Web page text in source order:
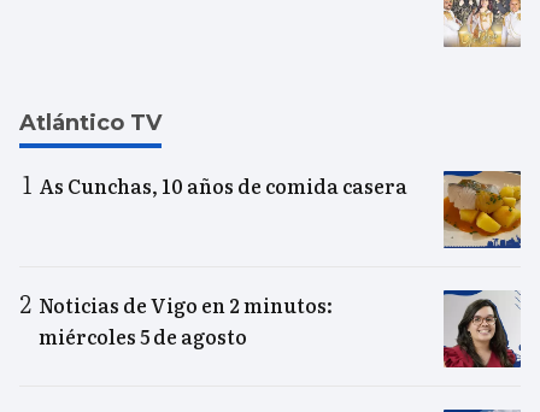
Atlántico TV
As Cunchas, 10 años de comida casera
Noticias de Vigo en 2 minutos:
miércoles 5 de agosto